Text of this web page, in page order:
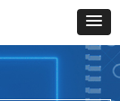
的实例。